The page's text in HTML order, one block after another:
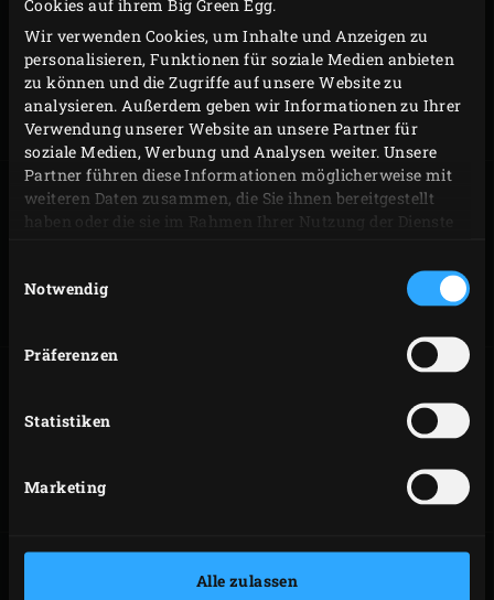
Cookies auf ihrem Big Green Egg.
Wir verwenden Cookies, um Inhalte und Anzeigen zu
personalisieren, Funktionen für soziale Medien anbieten
zu können und die Zugriffe auf unsere Website zu
analysieren. Außerdem geben wir Informationen zu Ihrer
Verwendung unserer Website an unsere Partner für
soziale Medien, Werbung und Analysen weiter. Unsere
Partner führen diese Informationen möglicherweise mit
weiteren Daten zusammen, die Sie ihnen bereitgestellt
haben oder die sie im Rahmen Ihrer Nutzung der Dienste
Notwendig
Präferenzen
Statistiken
Marketing
Alle zulassen
DEN
KERAMIKGRILL
AUSBRENNEN
GRILLEN